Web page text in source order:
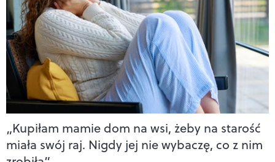
„Kupiłam mamie dom na wsi, żeby na starość
miała swój raj. Nigdy jej nie wybaczę, co z nim